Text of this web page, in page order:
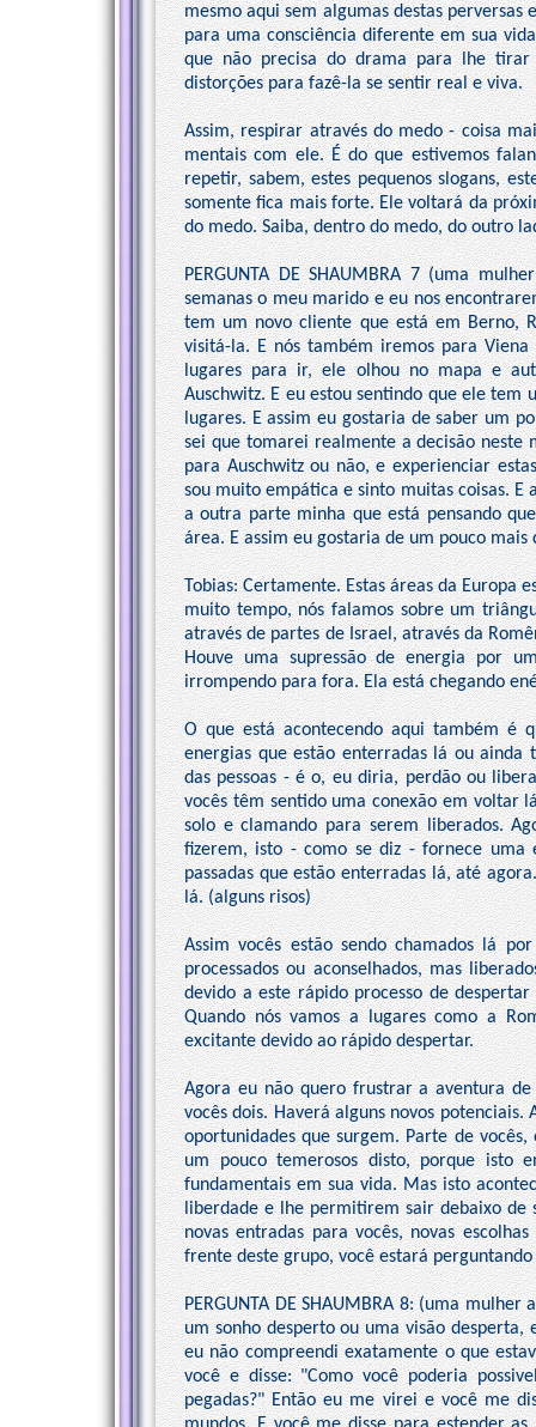
mesmo aqui sem algumas destas
para uma consciência diferente em sua
que não precisa do drama para lhe
distorções para fazê-la se sentir real e viva.
Assim, respirar através do medo - coisa
mentais com ele. É do que estivemos
repetir, sabem, estes pequenos slogans,
somente fica mais forte. Ele voltará da
do medo. Saiba, dentro do medo, do outro
PERGUNTA DE SHAUMBRA 7 (uma
semanas o meu marido e eu nos
tem um novo cliente que está em Berno,
visitá-la. E nós também iremos para
lugares para ir, ele olhou no mapa e
Auschwitz. E eu estou sentindo que ele tem
lugares. E assim eu gostaria de saber um
sei que tomarei realmente a decisão neste
para Auschwitz ou não, e experienciar
sou muito empática e sinto muitas coisas. E
a outra parte minha que está pensando
área. E assim eu gostaria de um pouco
Tobias: Certamente. Estas áreas da Europa
muito tempo, nós falamos sobre um
através de partes de Israel, através da
Houve uma supressão de energia por
irrompendo para fora. Ela está chegando
O que está acontecendo aqui também é
energias que estão enterradas lá ou
das pessoas - é o, eu diria, perdão ou
vocês têm sentido uma conexão em voltar
solo e clamando para serem liberados.
fizerem, isto - como se diz - fornece uma
passadas que estão enterradas lá, até
lá. (alguns risos)
Assim vocês estão sendo chamados lá
processados ou aconselhados, mas
devido a este rápido processo de
Quando nós vamos a lugares como a
excitante devido ao rápido despertar.
Agora eu não quero frustrar a aventura de
vocês dois. Haverá alguns novos
oportunidades que surgem. Parte de
um pouco temerosos disto, porque isto
fundamentais em sua vida. Mas isto
liberdade e lhe permitirem sair debaixo de
novas entradas para vocês, novas
frente deste grupo, você estará
PERGUNTA DE SHAUMBRA 8: (uma
um sonho desperto ou uma visão desperta,
eu não compreendi exatamente o que
você e disse: "Como você poderia
pegadas?" Então eu me virei e você me